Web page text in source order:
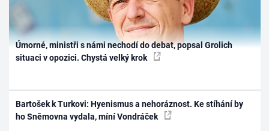
Úmorné, ministři s námi nechodí do debat, popsal Grolich
situaci v opozici. Chystá velký krok
Bartošek k Turkovi: Hyenismus a nehoráznost. Ke stíhání by
ho Sněmovna vydala, míní Vondráček